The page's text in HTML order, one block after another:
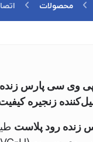
محصولات
پی وی سی پارس
زنجیره
زنده رود پلاست